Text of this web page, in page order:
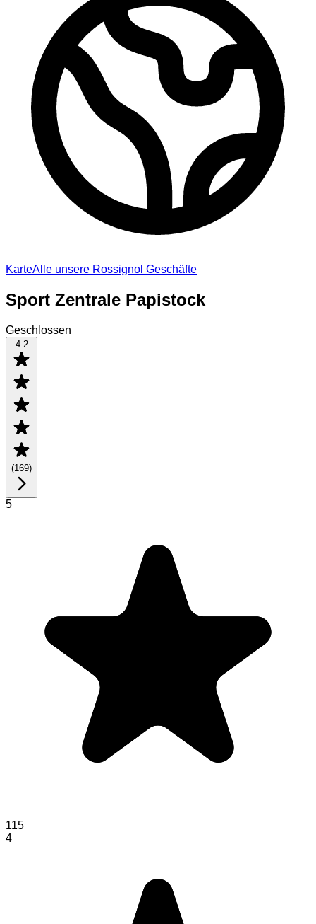
KarteAlle unsere Rossignol Geschäfte
Sport Zentrale Papistock
Geschlossen
4.2
(169)
5
115
4